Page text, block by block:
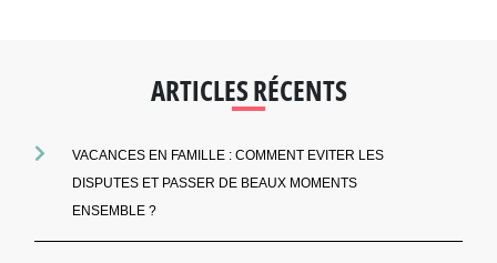
ARTICLES RÉCENTS
VACANCES EN FAMILLE : COMMENT EVITER LES
DISPUTES ET PASSER DE BEAUX MOMENTS
ENSEMBLE ?